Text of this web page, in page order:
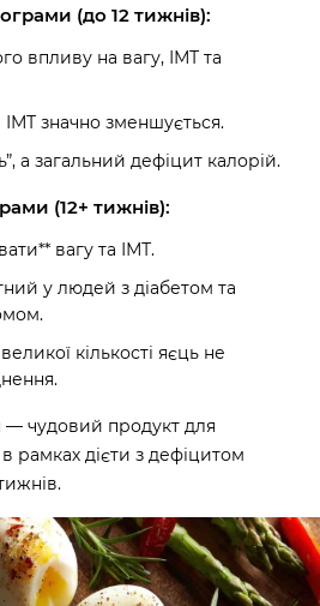
(до 12 тижнів):
впливу на вагу, ІМТ та
значно зменшується.
а загальний дефіцит калорій.
(12+ тижнів):
вагу та ІМТ.
у людей з діабетом та
кількості яєць не
— чудовий продукт для
рамках дієти з дефіцитом